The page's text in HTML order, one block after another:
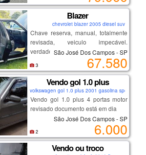
telefone é 12996601248
chave presencial, multimídia,
volante multifuncional.
excelente procedência e
conservação. venha conferir!
Blazer
chevrolet blazer 2005 diesel suv
Chave reserva, manual, totalmente
revisada, veiculo impecável.
verdadeira raridade. blazer
executiva motor mwm 132 cavalo
2.8 - diesel - 4x4 - em excelente
estado, pneus novos, conforto é o
seu maior ponto, motor forte pra
ultrapassagens e subidas, porta
malas gigante, estilo e boa
dirigibilidade em rodovias - o suv
nacidade 8 km por litro, na rodovia
16 km por litro.
São José Dos Campos - SP
67.580
3
Vendo gol 1.0 plus
volkswagen gol 1.0 plus 2001 gasolina sport
Vendo gol 1.0 plus 4 portas motor
revisado documento está em dia
São José Dos Campos - SP
6.000
2
Vendo ou troco